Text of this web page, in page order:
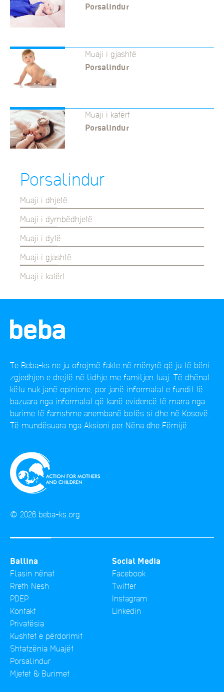
Porsalindur
Muaji i gjashtë
Porsalindur
Muaji i katërt
Porsalindur
Porsalindur
Muaji i dhjetë
Muaji i dymbëdhjetë
Muaji i dytë
Muaji i gjashtë
Muaji i katërt
Te Beba-ks ne ju ofrojmë fakte në mënyrë që ju të bëni
zgjedhjen e drejtë në lidhje me familjen tuaj. Të dhënat
këtu nuk janë opinione, por janë informatat e fundit të
bazuara nga informatat që kanë evidencë të marra nga
burime të famshme anembanë botës si dhe në Kosovë.
Të mundësuara nga Aksioni per Nëna dhe Fëmijë.
© 2026 beba-ks.org
Ballina
Flasin nënat
Rreth Nesh
PDEP
Kontakt
Privatësia
Kushtet e përdorimit
Shtatzënia Muajët
Porsalindur
Mjetet & Burimet
Social Media
Facebook
Twitter
Instagram
Linkedin